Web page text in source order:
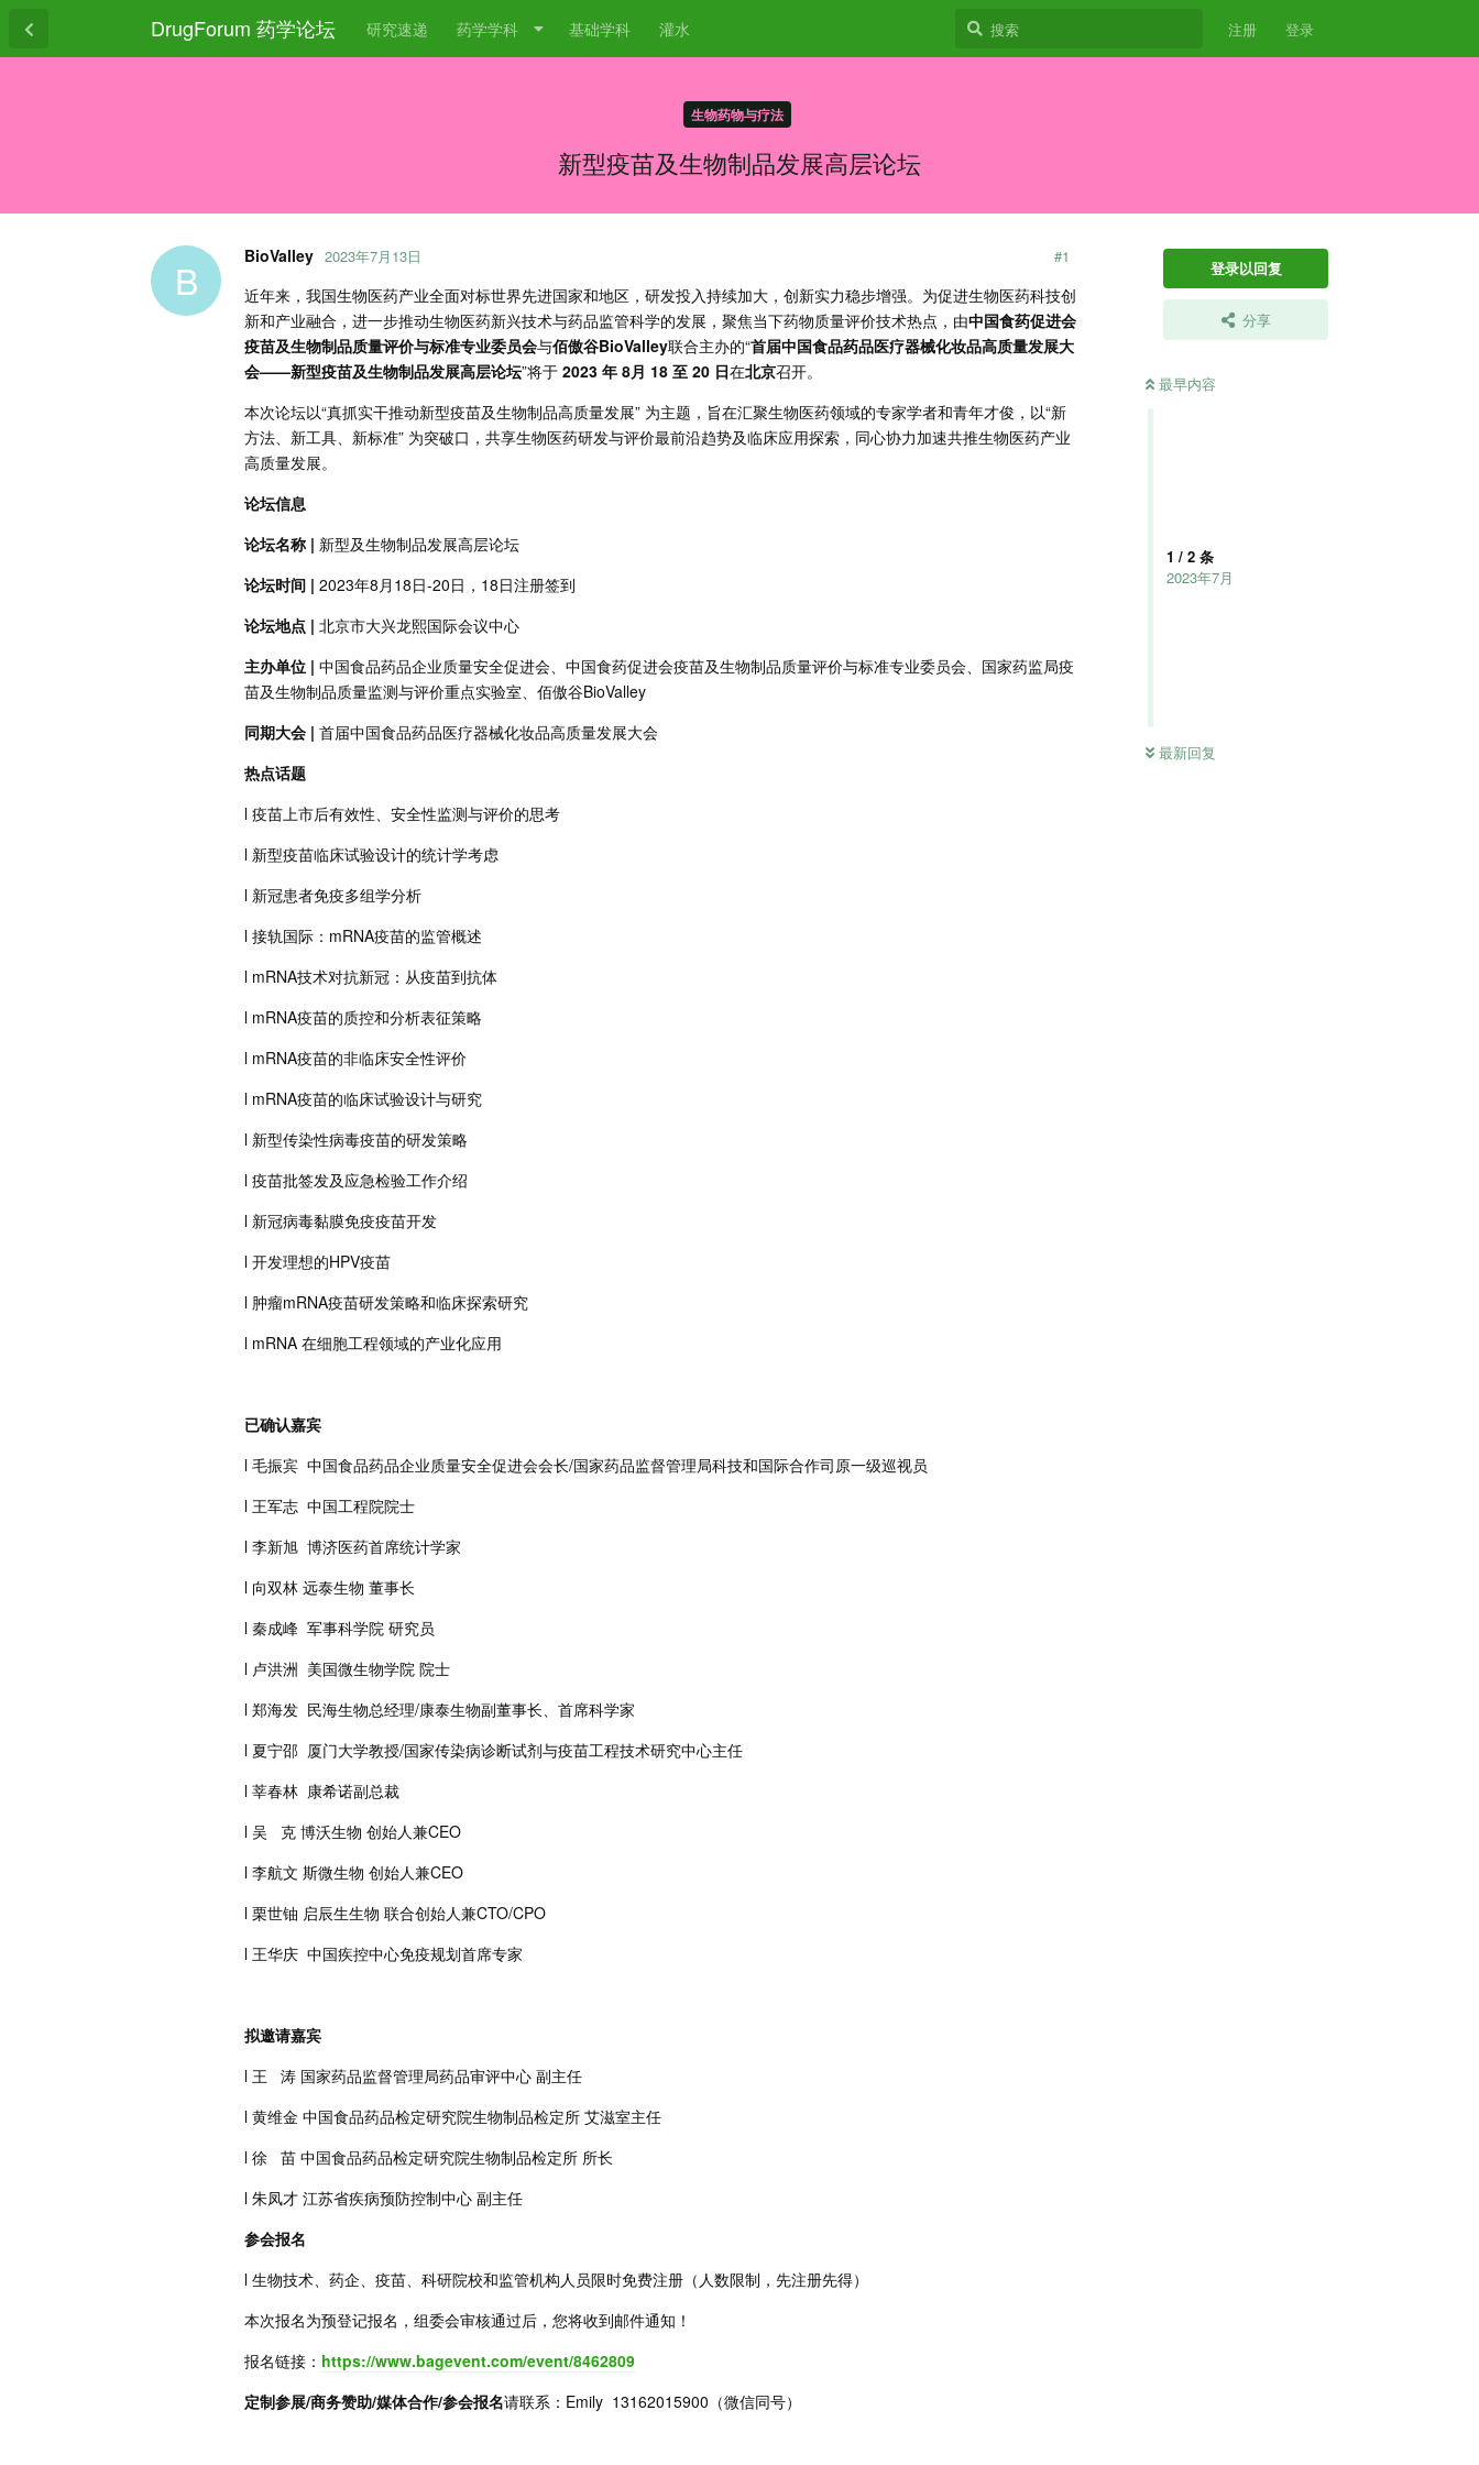
DrugForum 药学论坛 研究速递 药学学科 基础学科 灌水 注册 登录
生物药物与疗法
新型疫苗及生物制品发展高层论坛
登录以回复
分享
最早内容
1 / 2 条
2023年7月
最新回复
B BioValley 2023年7月13日 #1
近年来，我国生物医药产业全面对标世界先进国家和地区，研发投入持续加大，创新实力稳步增强。为促进生物医药科技创
新和产业融合，进一步推动生物医药新兴技术与药品监管科学的发展，聚焦当下药物质量评价技术热点，由中国食药促进会
疫苗及生物制品质量评价与标准专业委员会与佰傲谷BioValley联合主办的“首届中国食品药品医疗器械化妆品高质量发展大
会——新型疫苗及生物制品发展高层论坛”将于 2023 年 8月 18 至 20 日在北京召开。
本次论坛以“真抓实干推动新型疫苗及生物制品高质量发展” 为主题，旨在汇聚生物医药领域的专家学者和青年才俊，以“新
方法、新工具、新标准” 为突破口，共享生物医药研发与评价最前沿趋势及临床应用探索，同心协力加速共推生物医药产业
高质量发展。
论坛信息
论坛名称 | 新型及生物制品发展高层论坛
论坛时间 | 2023年8月18日-20日，18日注册签到
论坛地点 | 北京市大兴龙熙国际会议中心
主办单位 | 中国食品药品企业质量安全促进会、中国食药促进会疫苗及生物制品质量评价与标准专业委员会、国家药监局疫
苗及生物制品质量监测与评价重点实验室、佰傲谷BioValley
同期大会 | 首届中国食品药品医疗器械化妆品高质量发展大会
热点话题
l 疫苗上市后有效性、安全性监测与评价的思考
l 新型疫苗临床试验设计的统计学考虑
l 新冠患者免疫多组学分析
l 接轨国际：mRNA疫苗的监管概述
l mRNA技术对抗新冠：从疫苗到抗体
l mRNA疫苗的质控和分析表征策略
l mRNA疫苗的非临床安全性评价
l mRNA疫苗的临床试验设计与研究
l 新型传染性病毒疫苗的研发策略
l 疫苗批签发及应急检验工作介绍
l 新冠病毒黏膜免疫疫苗开发
l 开发理想的HPV疫苗
l 肿瘤mRNA疫苗研发策略和临床探索研究
l mRNA 在细胞工程领域的产业化应用
已确认嘉宾
l 毛振宾 中国食品药品企业质量安全促进会会长/国家药品监督管理局科技和国际合作司原一级巡视员
l 王军志 中国工程院院士
l 李新旭 博济医药首席统计学家
l 向双林 远泰生物 董事长
l 秦成峰 军事科学院 研究员
l 卢洪洲 美国微生物学院 院士
l 郑海发 民海生物总经理/康泰生物副董事长、首席科学家
l 夏宁邵 厦门大学教授/国家传染病诊断试剂与疫苗工程技术研究中心主任
l 莘春林 康希诺副总裁
l 吴 克 博沃生物 创始人兼CEO
l 李航文 斯微生物 创始人兼CEO
l 栗世铀 启辰生生物 联合创始人兼CTO/CPO
l 王华庆 中国疾控中心免疫规划首席专家
拟邀请嘉宾
l 王 涛 国家药品监督管理局药品审评中心 副主任
l 黄维金 中国食品药品检定研究院生物制品检定所 艾滋室主任
l 徐 苗 中国食品药品检定研究院生物制品检定所 所长
l 朱凤才 江苏省疾病预防控制中心 副主任
参会报名
l 生物技术、药企、疫苗、科研院校和监管机构人员限时免费注册（人数限制，先注册先得）
本次报名为预登记报名，组委会审核通过后，您将收到邮件通知！
报名链接： https://www.bagevent.com/event/8462809
定制参展/商务赞助/媒体合作/参会报名请联系：Emily 13162015900（微信同号）